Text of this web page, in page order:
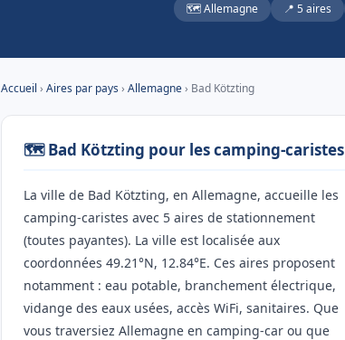
🗺️ Allemagne 📍 5 aires
Accueil › Aires par pays› Allemagne› Bad Kötzting
🗺️ Bad Kötzting pour les camping-caristes
La ville de Bad Kötzting, en Allemagne, accueille les
camping-caristes avec 5 aires de stationnement
(toutes payantes). La ville est localisée aux
coordonnées 49.21°N, 12.84°E. Ces aires proposent
notamment : eau potable, branchement électrique,
vidange des eaux usées, accès WiFi, sanitaires. Que
vous traversiez Allemagne en camping-car ou que